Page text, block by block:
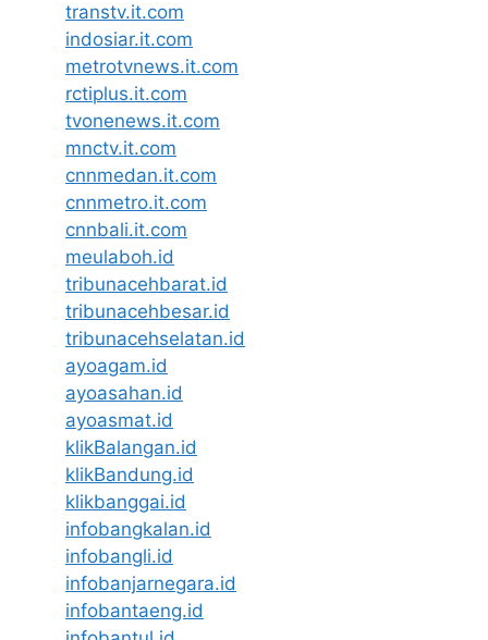
transtv.it.com
indosiar.it.com
metrotvnews.it.com
rctiplus.it.com
tvonenews.it.com
mnctv.it.com
cnnmedan.it.com
cnnmetro.it.com
cnnbali.it.com
meulaboh.id
tribunacehbarat.id
tribunacehbesar.id
tribunacehselatan.id
ayoagam.id
ayoasahan.id
ayoasmat.id
klikBalangan.id
klikBandung.id
klikbanggai.id
infobangkalan.id
infobangli.id
infobanjarnegara.id
infobantaeng.id